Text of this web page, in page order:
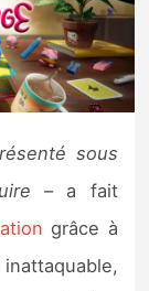
sous
– a fait
grâce à